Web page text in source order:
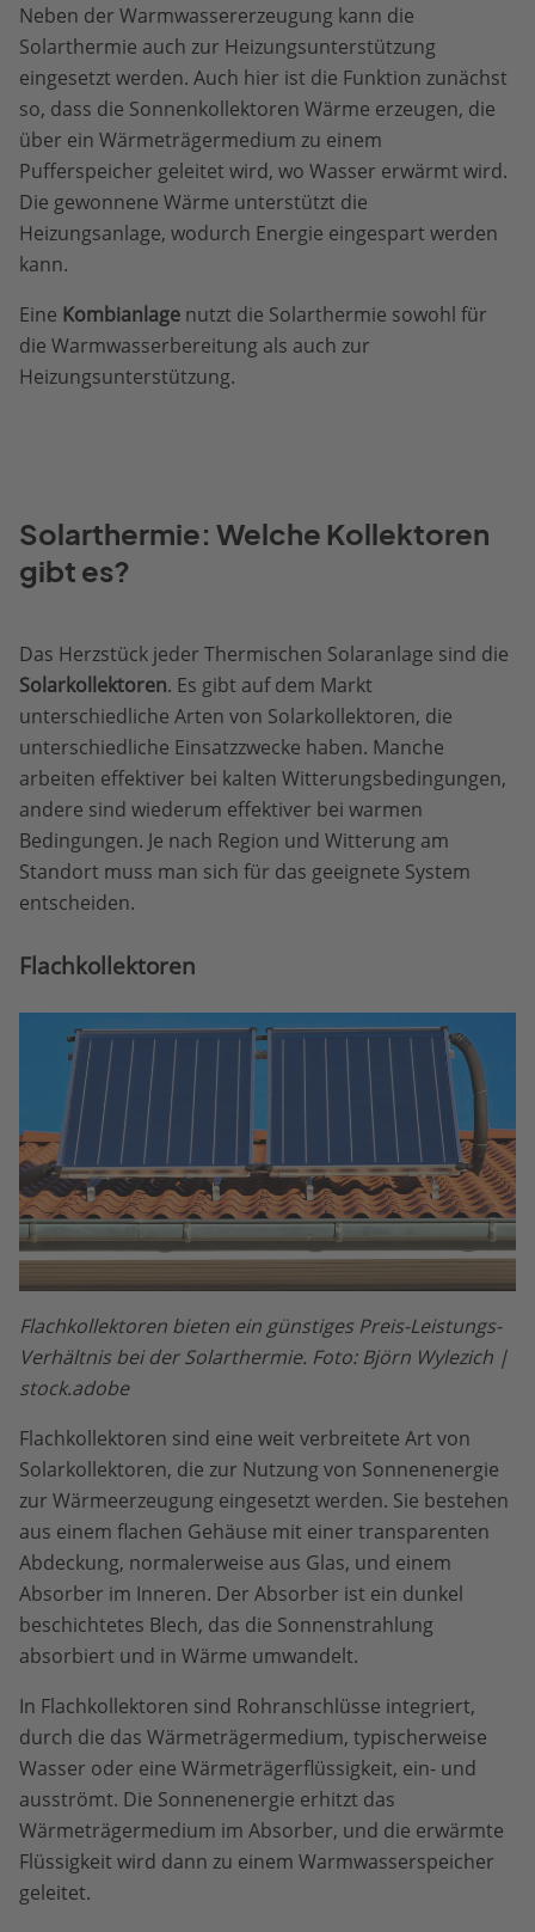
Neben der Warmwassererzeugung kann die
Solarthermie auch zur Heizungsunterstützung
eingesetzt werden. Auch hier ist die Funktion zunächst
so, dass die Sonnenkollektoren Wärme erzeugen, die
über ein Wärmeträgermedium zu einem
Pufferspeicher geleitet wird, wo Wasser erwärmt wird.
Die gewonnene Wärme unterstützt die
Heizungsanlage, wodurch Energie eingespart werden
kann.
Eine Kombianlage nutzt die Solarthermie sowohl für
die Warmwasserbereitung als auch zur
Heizungsunterstützung.
Solarthermie: Welche Kollektoren
gibt es?
Das Herzstück jeder Thermischen Solaranlage sind die
Solarkollektoren. Es gibt auf dem Markt
unterschiedliche Arten von Solarkollektoren, die
unterschiedliche Einsatzzwecke haben. Manche
arbeiten effektiver bei kalten Witterungsbedingungen,
andere sind wiederum effektiver bei warmen
Bedingungen. Je nach Region und Witterung am
Standort muss man sich für das geeignete System
entscheiden.
Flachkollektoren
Flachkollektoren bieten ein günstiges Preis-Leistungs-
Verhältnis bei der Solarthermie. Foto: Björn Wylezich |
stock.adobe
Flachkollektoren sind eine weit verbreitete Art von
Solarkollektoren, die zur Nutzung von Sonnenenergie
zur Wärmeerzeugung eingesetzt werden. Sie bestehen
aus einem flachen Gehäuse mit einer transparenten
Abdeckung, normalerweise aus Glas, und einem
Absorber im Inneren. Der Absorber ist ein dunkel
beschichtetes Blech, das die Sonnenstrahlung
absorbiert und in Wärme umwandelt.
In Flachkollektoren sind Rohranschlüsse integriert,
durch die das Wärmeträgermedium, typischerweise
Wasser oder eine Wärmeträgerflüssigkeit, ein- und
ausströmt. Die Sonnenenergie erhitzt das
Wärmeträgermedium im Absorber, und die erwärmte
Flüssigkeit wird dann zu einem Warmwasserspeicher
geleitet.